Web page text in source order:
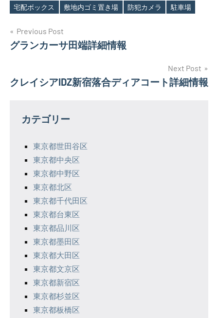
宅配ボックス
敷地内ゴミ置き場 防犯カメラ 駐車場
投
稿
ビ
ー
Previous Post
グランカーサ田端詳細情報
Next Post
クレイシアIDZ新宿落合ディアコート詳細情報
カテゴリー
東京都世田谷区
東京都中央区
東京都中野区
東京都北区
東京都千代田区
東京都台東区
東京都品川区
東京都墨田区
東京都大田区
東京都文京区
東京都新宿区
東京都杉並区
東京都板橋区